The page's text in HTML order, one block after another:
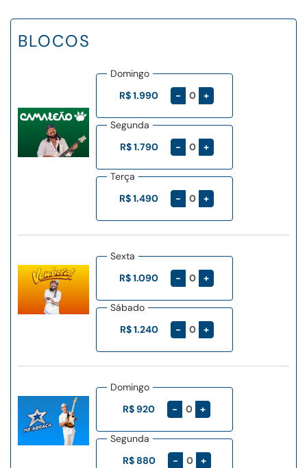
BLOCOS
Domingo
R$ 1.990
- +
Segunda
R$ 1.790
- +
Terça
R$ 1.490
- +
Sexta
R$ 1.090
- +
Sábado
R$ 1.240
- +
Domingo
R$ 920
- +
Segunda
R$ 880
- +